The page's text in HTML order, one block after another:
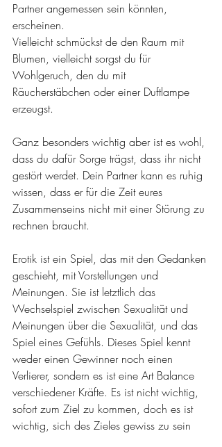
Partner angemessen sein könnten,
erscheinen.
Vielleicht schmückst de den Raum mit
Blumen, vielleicht sorgst du für
Wohlgeruch, den du mit
Räucherstäbchen oder einer Duftlampe
erzeugst.
Ganz besonders wichtig aber ist es wohl,
dass du dafür Sorge trägst, dass ihr nicht
gestört werdet. Dein Partner kann es ruhig
wissen, dass er für die Zeit eures
Zusammenseins nicht mit einer Störung zu
rechnen braucht.
Erotik ist ein Spiel, das mit den Gedanken
geschieht, mit Vorstellungen und
Meinungen. Sie ist letztlich das
Wechselspiel zwischen Sexualität und
Meinungen über die Sexualität, und das
Spiel eines Gefühls. Dieses Spiel kennt
weder einen Gewinner noch einen
Verlierer, sondern es ist eine Art Balance
verschiedener Kräfte. Es ist nicht wichtig,
sofort zum Ziel zu kommen, doch es ist
wichtig, sich des Zieles gewiss zu sein